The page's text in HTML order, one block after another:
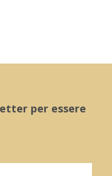
per essere